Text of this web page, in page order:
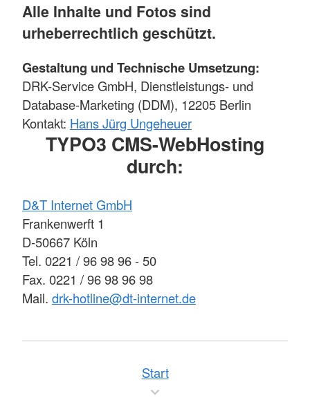
Alle Inhalte und Fotos sind
urheberrechtlich geschützt.
Gestaltung und Technische Umsetzung:
DRK-Service GmbH, Dienstleistungs- und
Database-Marketing (DDM), 12205 Berlin
Kontakt: Hans Jürg Ungeheuer
TYPO3 CMS-WebHosting
durch:
D&T Internet GmbH
Frankenwerft 1
D-50667 Köln
Tel. 0221 / 96 98 96 - 50
Fax. 0221 / 96 98 96 98
Mail. drk-hotline@dt-internet.de
Start